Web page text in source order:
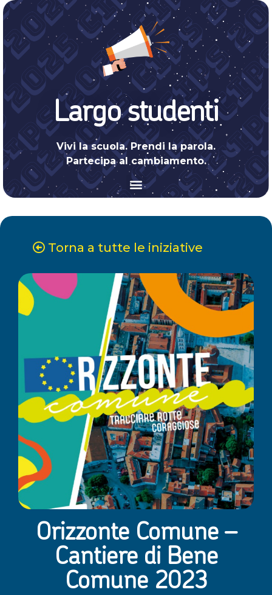
Largo studenti
Vivi la scuola. Prendi la parola.
Partecipa al cambiamento.
Torna a tutte le iniziative
Orizzonte Comune –
Cantiere di Bene
Comune 2023